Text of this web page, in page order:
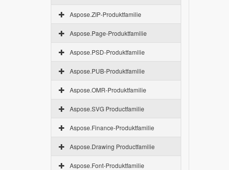
Aspose.ZIP-Produktfamilie
Aspose.Page-Produktfamilie
Aspose.PSD-Produktfamilie
Aspose.PUB-Produktfamilie
Aspose.OMR-Produktfamilie
Aspose.SVG Productfamilie
Aspose.Finance-Produktfamilie
Aspose.Drawing Productfamilie
Aspose.Font-Produktfamilie